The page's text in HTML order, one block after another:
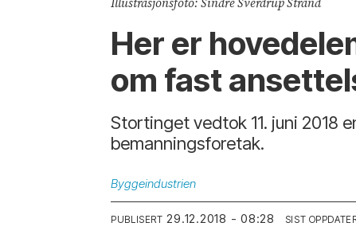
Her er
om fast
Stortinget vedtok 11. juni 2018
bemanningsforetak.
Byggeindustrien
PUBLISERT 29.12.2018 - 08:28 SIST